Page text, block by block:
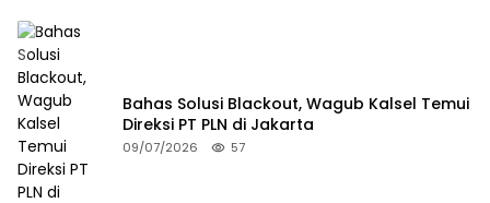
Bahas Solusi Blackout, Wagub Kalsel Temui
Direksi PT PLN di Jakarta
09/07/2026 57